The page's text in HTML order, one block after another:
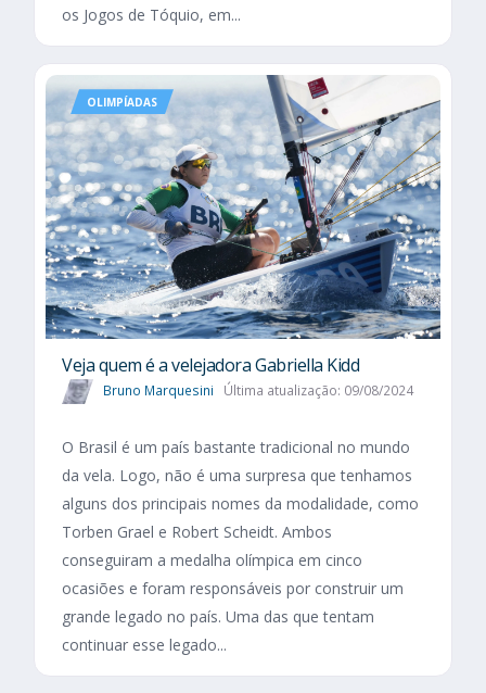
os Jogos de Tóquio, em...
OLIMPÍADAS
Veja quem é a velejadora Gabriella Kidd
Bruno Marquesini Última atualização: 09/08/2024
O Brasil é um país bastante tradicional no mundo
da vela. Logo, não é uma surpresa que tenhamos
alguns dos principais nomes da modalidade, como
Torben Grael e Robert Scheidt. Ambos
conseguiram a medalha olímpica em cinco
ocasiões e foram responsáveis por construir um
grande legado no país. Uma das que tentam
continuar esse legado...